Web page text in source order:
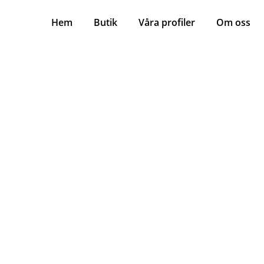
Hem Butik Våra profiler Om oss